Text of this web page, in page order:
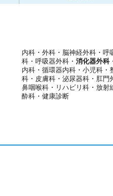
内科・外科・脳神経外科・呼
科・呼吸器外科・ 消化器外科
内科・循環器内科・小児科・
科・皮膚科・泌尿器科・肛門
鼻咽喉科・リハビリ科・放射
酔科・健康診断